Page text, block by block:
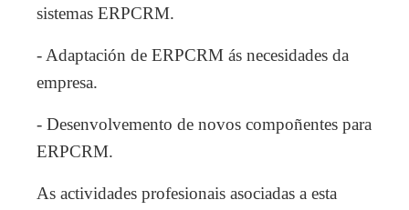
sistemas ERPCRM.
- Adaptación de ERPCRM ás necesidades da
empresa.
- Desenvolvemento de novos compoñentes para
ERPCRM.
As actividades profesionais asociadas a esta